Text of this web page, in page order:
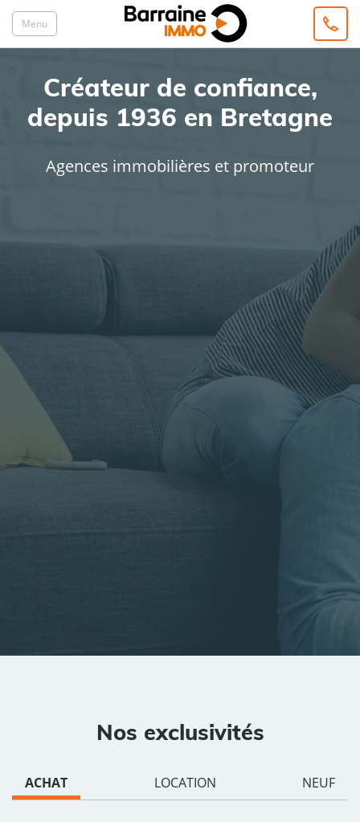
Menu
Créateur de confiance,
depuis 1936 en Bretagne
Agences immobilières et promoteur
Rayon
Nos exclusivités
ACHAT LOCATION NEUF